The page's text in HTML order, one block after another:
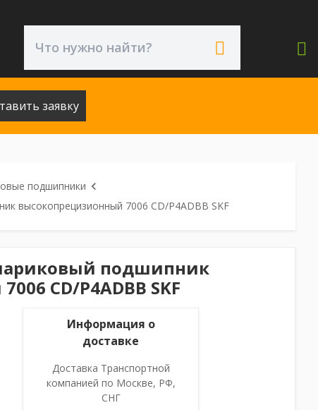
заявку
подшипники
высокопрецизионный 7006 CD/P4ADBB SKF
подшипник
CD/P4ADBB SKF
Информация о
доставке
Доставка Транспортной
компанией по Москве, РФ,
СНГ